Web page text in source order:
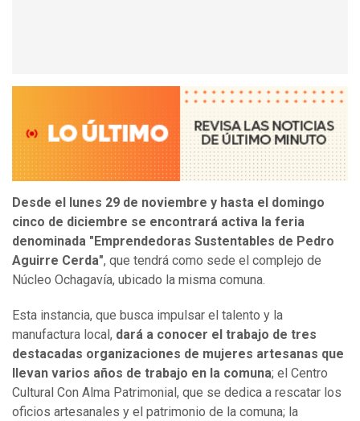
Desde el lunes 29 de noviembre y hasta el domingo
cinco de diciembre se encontrará activa la feria
denominada "Emprendedoras Sustentables de Pedro
Aguirre Cerda", que tendrá como sede el complejo de
Núcleo Ochagavía, ubicado la misma comuna.
Esta instancia, que busca impulsar el talento y la
manufactura local, dará a conocer el trabajo de tres
destacadas organizaciones de mujeres artesanas que
llevan varios años de trabajo en la comuna; el Centro
Cultural Con Alma Patrimonial, que se dedica a rescatar los
oficios artesanales y el patrimonio de la comuna; la